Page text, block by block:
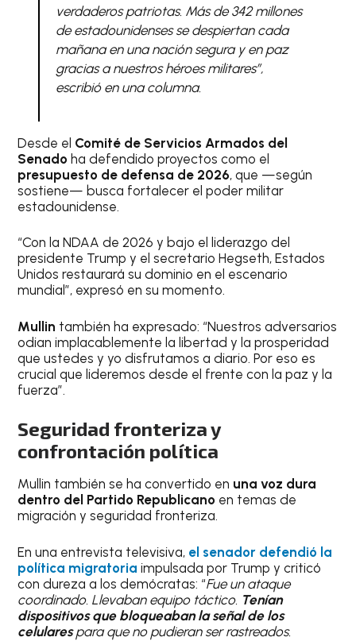
verdaderos patriotas. Más de 342 millones
de estadounidenses se despiertan cada
mañana en una nación segura y en paz
gracias a nuestros héroes militares”,
escribió en una columna.
Desde el Comité de Servicios Armados del
Senado ha defendido proyectos como el
presupuesto de defensa de 2026, que —según
sostiene— busca fortalecer el poder militar
estadounidense.
“Con la NDAA de 2026 y bajo el liderazgo del
presidente Trump y el secretario Hegseth, Estados
Unidos restaurará su dominio en el escenario
mundial”, expresó en su momento.
Mullin también ha expresado: “Nuestros adversarios
odian implacablemente la libertad y la prosperidad
que ustedes y yo disfrutamos a diario. Por eso es
crucial que lideremos desde el frente con la paz y la
fuerza”.
Seguridad fronteriza y
confrontación política
Mullin también se ha convertido en una voz dura
dentro del Partido Republicano en temas de
migración y seguridad fronteriza.
En una entrevista televisiva, el senador defendió la
política migratoria impulsada por Trump y criticó
con dureza a los demócratas: “Fue un ataque
coordinado. Llevaban equipo táctico. Tenían
dispositivos que bloqueaban la señal de los
celularespara que no pudieran ser rastreados.